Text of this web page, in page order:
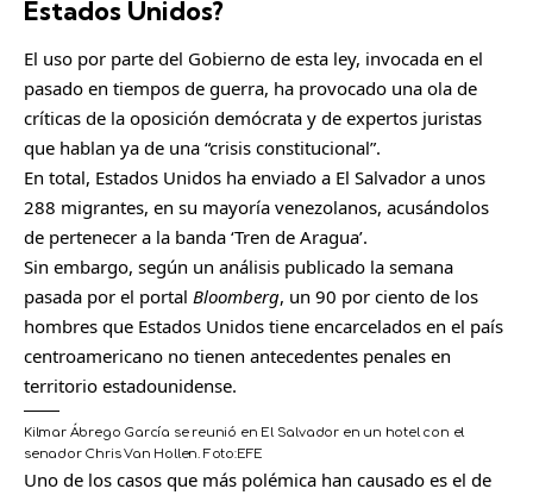
Estados Unidos?
El uso por parte del Gobierno de esta ley, invocada en el
pasado en tiempos de guerra, ha provocado una ola de
críticas de la oposición demócrata y de expertos juristas
que hablan ya de una “crisis constitucional”.
En total, Estados Unidos ha enviado a El Salvador a unos
288 migrantes, en su mayoría venezolanos, acusándolos
de pertenecer a la banda ‘Tren de Aragua’.
Sin embargo, según un análisis publicado la semana
pasada por el portal Bloomberg, un 90 por ciento de los
hombres que Estados Unidos tiene encarcelados en el país
centroamericano no tienen antecedentes penales en
territorio estadounidense.
Kilmar Ábrego García se reunió en El Salvador en un hotel con el
senador Chris Van Hollen. Foto:EFE
Uno de los casos que más polémica han causado es el de